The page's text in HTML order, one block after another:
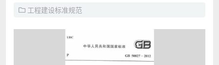
工程建设标准规范